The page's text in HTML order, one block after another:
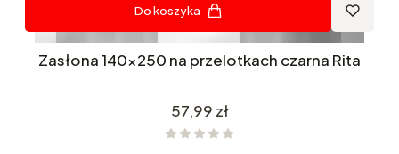
Do koszyka
Zasłona 140x250 na przelotkach czarna Rita
Cena
57,99 zł